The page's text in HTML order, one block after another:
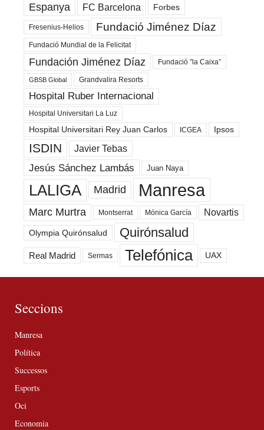
Espanya FC Barcelona Forbes
Fresenius-Helios Fundació Jiménez Díaz
Fundació Mundial de la Felicitat
Fundación Jiménez Díaz Fundació ”la Caixa”
GBSB Global Grandvalira Resorts
Hospital Ruber Internacional
Hospital Universitari La Luz
Hospital Universitari Rey Juan Carlos ICGEA Ipsos
ISDIN Javier Tebas
Jesús Sánchez Lambás Juan Naya
LALIGA Madrid Manresa
Marc Murtra Montserrat Mónica García Novartis
Olympia Quirónsalud Quirónsalud
Real Madrid Sermas Telefónica UAX
Seccions
Manresa
Política
Successos
Esports
Oci
Economia